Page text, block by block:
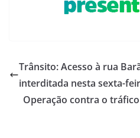
Trânsito: Acesso à rua
interditada nesta sexta-
Operação contra o